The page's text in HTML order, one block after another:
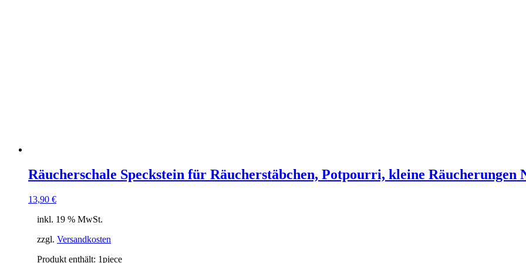
Räucherschale Speckstein für Räucherstäbchen, Potpourri, kleine Räucherungen
13,90 €
inkl. 19 % MwSt.
zzgl. Versandkosten
Produkt enthält: 1piece